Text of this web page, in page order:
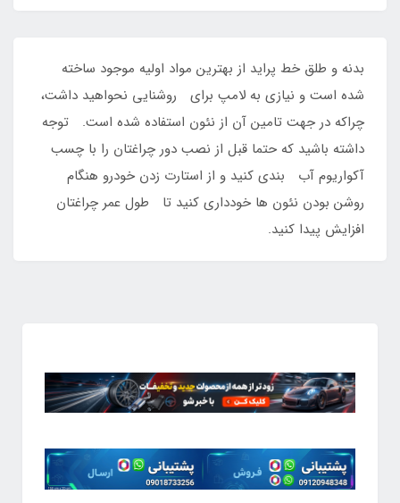
بدنه و طلق خط پراید از بهترین مواد اولیه موجود ساخته
شده است و نیازی به لامپ برای روشنایی نحواهید داشت،
چراکه در جهت تامین آن از نئون استفاده شده است. توجه
داشته باشید که حتما قبل از نصب دور چراغتان را با چسب
آکواریوم آب بندی کنید و از استارت زدن خودرو هنگام
روشن بودن نئون ها خودداری کنید تا طول عمر چراغتان
افزایش پیدا کنید.